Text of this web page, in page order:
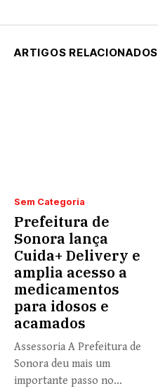
ARTIGOS RELACIONADOS
Sem Categoria
Prefeitura de
Sonora lança
Cuida+ Delivery e
amplia acesso a
medicamentos
para idosos e
acamados
Assessoria A Prefeitura de
Sonora deu mais um
importante passo no